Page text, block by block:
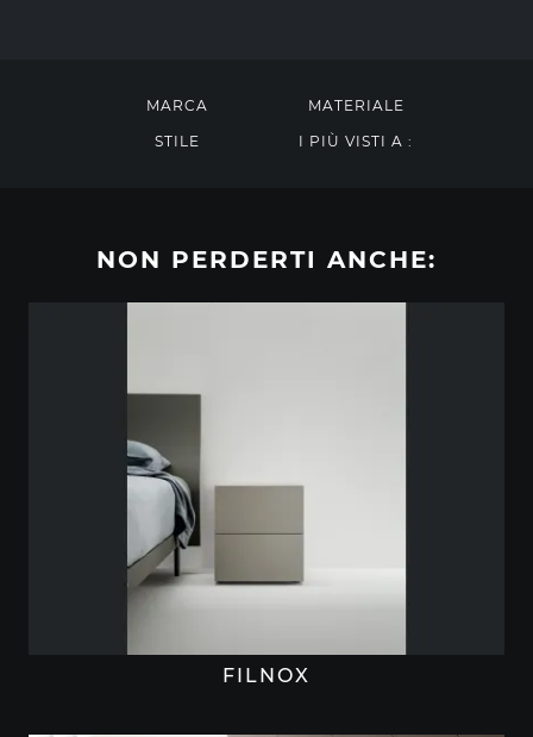
MARCA
MATERIALE
STILE
I PIÙ VISTI A :
NON PERDERTI ANCHE:
FILNOX